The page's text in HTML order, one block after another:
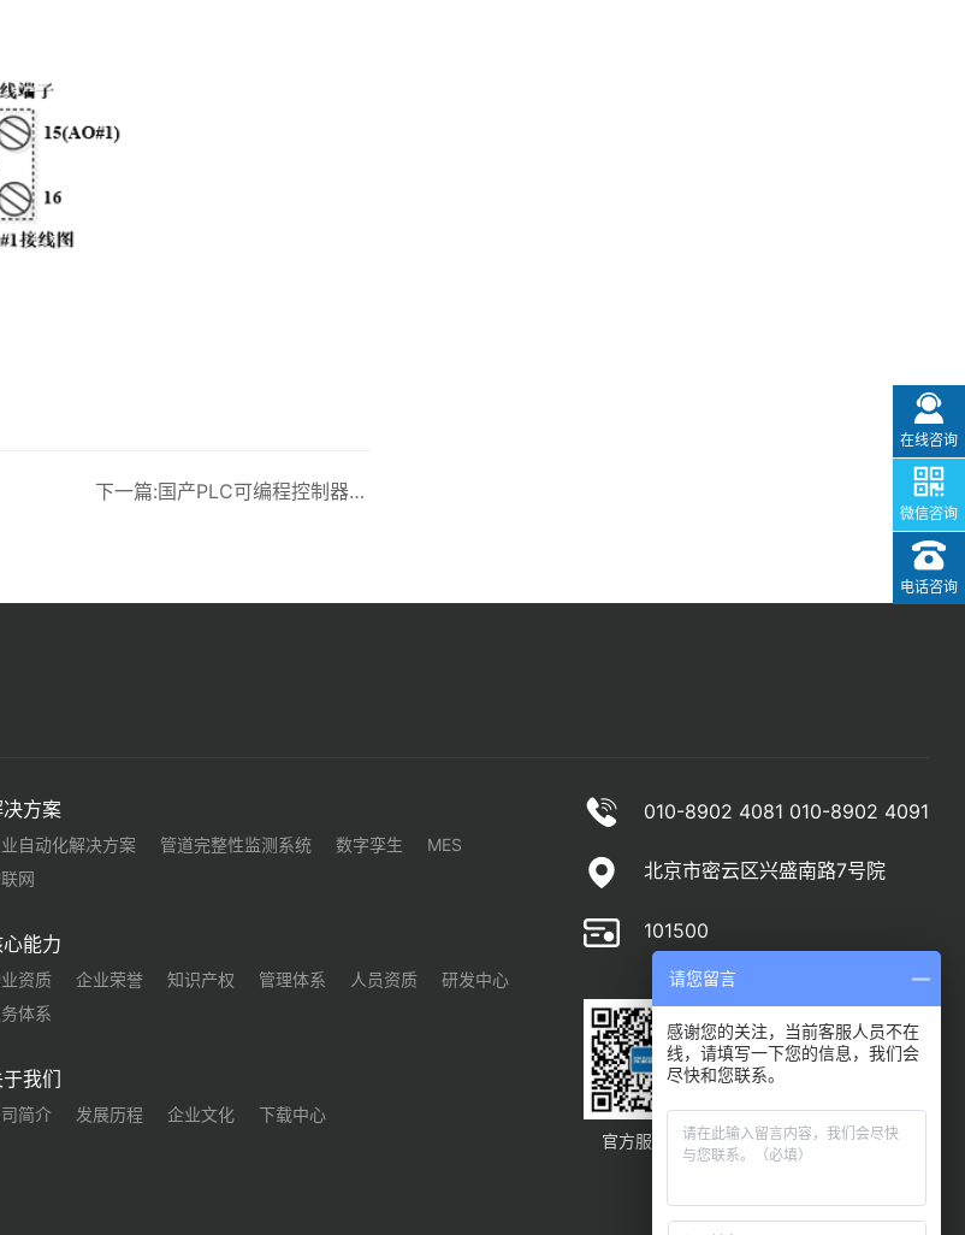
下一篇:国产PLC可编程控制器控制系统解决方案 DRAC-200 硬件-AI丨龙鼎源
方案
自动化解决方案 管道完整性监测系统 数字孪生
MES
网
能力
资质 企业荣誉 知识产权 管理体系 人员资质
研发中心
体系
我们
简介 发展历程 企业文化 下载中心
010-8902 4081 010-8902 4091
北京市密云区兴盛南路7号院
101500
官方服务号 官方订阅号
在线咨询
微信咨询
电话咨询
请您留言
感谢您的关注，当前客服人员不在
线，请填写一下您的信息，我们会
尽快和您联系。